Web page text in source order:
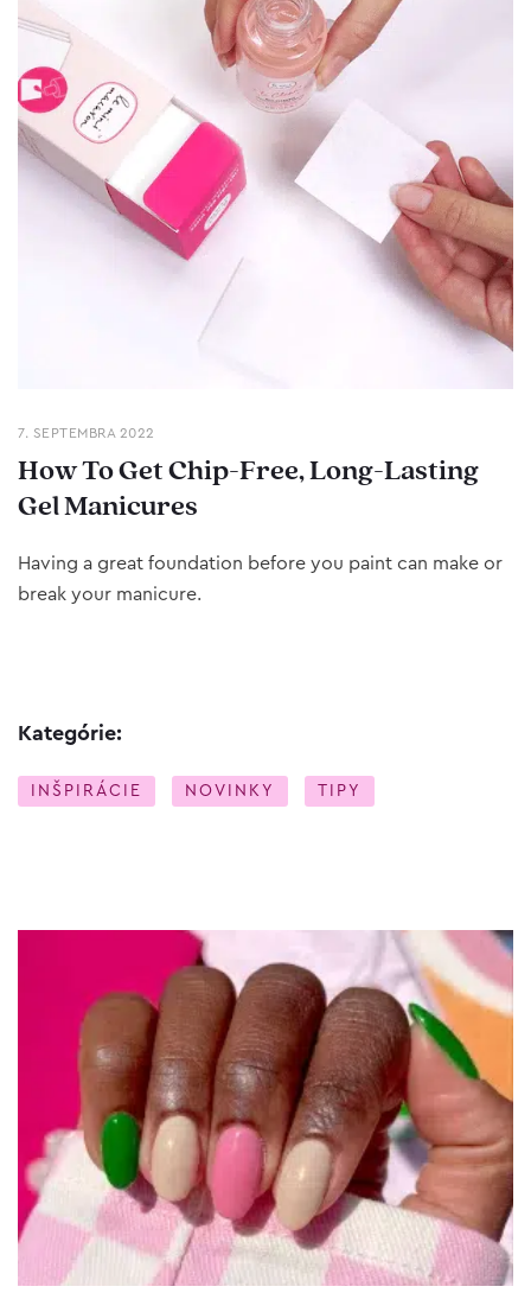
7. SEPTEMBRA 2022
How To Get Chip-Free, Long-Lasting
Gel Manicures
Having a great foundation before you paint can make or
break your manicure.
Kategórie:
INŠPIRÁCIE NOVINKY TIPY